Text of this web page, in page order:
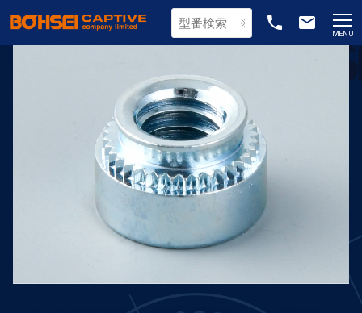
phone email
MENU